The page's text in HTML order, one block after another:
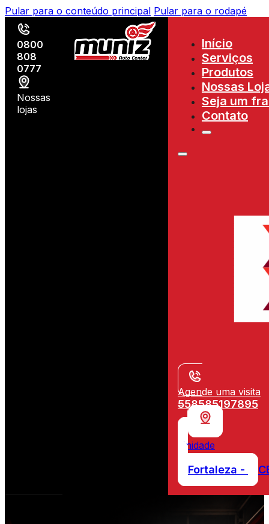
Pular para o conteúdo principal Pular para o rodapé
0800
808
0777
Nossas
lojas
Início
Serviços
Produtos
Nossas
Seja um
Contato
Agende uma visita
558585197895
Unidade
Fortaleza -